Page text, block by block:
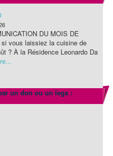
DU MOIS DE
vous laissiez la cuisine de
? À la Résidence Leonardo Da
DU MOIS DE
si vous laissiez la cuisine de
? À la Résidence Leonardo Da
un don ou un legs :